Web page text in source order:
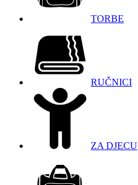
TORBE
RUČNICI
ZA DJECU